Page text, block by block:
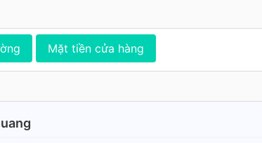
Mặt tiền cửa hàng